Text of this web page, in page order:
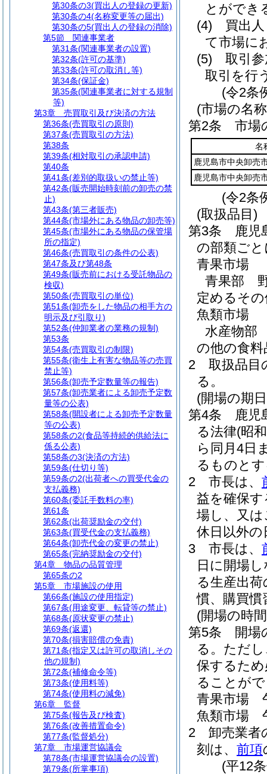
とができ
(4)
買出
て市場に
(5)
取引
取引を行
(令2条
(市場の名
第2条
市場
名
鹿児島市中央卸売
鹿児島市中央卸売
(令2条
(取扱品目)
第3条
鹿児
の部類ご
青果市場
青果部
定めるそ
魚類市場
水産物部
の他の食料
2
取扱品目
る。
(開場の期
第4条
鹿児
る法律(昭
ら同月4日
るものと
2
市長は、
益を確保
場し、又
休日以外
3
市長は、
日に開場
る生産出
慣、購買
(開場の時
第5条
開場
る。 ただ
保するた
ることが
青果市場
魚類市場
2
卸売業者
刻は、 前項
(平12
第30条の3(買出人の登録の更新)
第30条の4(名称変更等の届出)
第30条の5(買出人の登録の消除)
第5節
関連事業者
第31条(関連事業者の設置)
第32条(許可の基準)
第33条(許可の取消し等)
第34条(保証金)
第35条(関連事業者に対する規制
等)
第3章
売買取引及び決済の方法
第36条(売買取引の原則)
第37条(売買取引の方法)
第38条
第39条(相対取引の承認申請)
第40条
第41条(差別的取扱いの禁止等)
第42条(販売開始時刻前の卸売の禁
止)
第43条(第三者販売)
第44条(市場外にある物品の卸売等)
第45条(市場外にある物品の保管場
所の指定)
第46条(売買取引の条件の公表)
第47条及び第48条
第49条(販売前における受託物品の
検収)
第50条(売買取引の単位)
第51条(卸売をした物品の相手方の
明示及び引取り)
第52条(仲卸業者の業務の規制)
第53条
第54条(売買取引の制限)
第55条(衛生上有害な物品等の売買
禁止等)
第56条(卸売予定数量等の報告)
第57条(卸売業者による卸売予定数
量等の公表)
第58条(開設者による卸売予定数量
等の公表)
第58条の2(食品等持続的供給法に
係る公表)
第58条の3(決済の方法)
第59条(仕切り等)
第59条の2(出荷者への買受代金の
支払義務)
第60条(委託手数料の率)
第61条
第62条(出荷奨励金の交付)
第63条(買受代金の支払義務)
第64条(卸売代金の変更の禁止)
第65条(完納奨励金の交付)
第4章
物品の品質管理
第65条の2
第5章
市場施設の使用
第66条(施設の使用指定)
第67条(用途変更、転貸等の禁止)
第68条(原状変更の禁止)
第69条(返還)
第70条(損害賠償の免責)
第71条(指定又は許可の取消しその
他の規制)
第72条(補修命令等)
第73条(使用料等)
第74条(使用料の減免)
第6章
監督
第75条(報告及び検査)
第76条(改善措置命令)
第77条(監督処分)
第7章
市場運営協議会
第78条(市場運営協議会の設置)
第79条(所掌事項)